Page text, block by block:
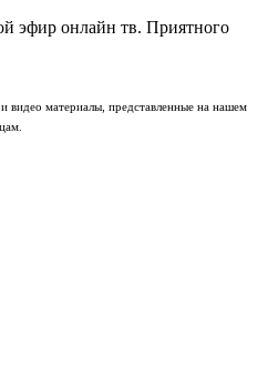
эфир онлайн тв. Приятного
видео материалы, представленные на нашем